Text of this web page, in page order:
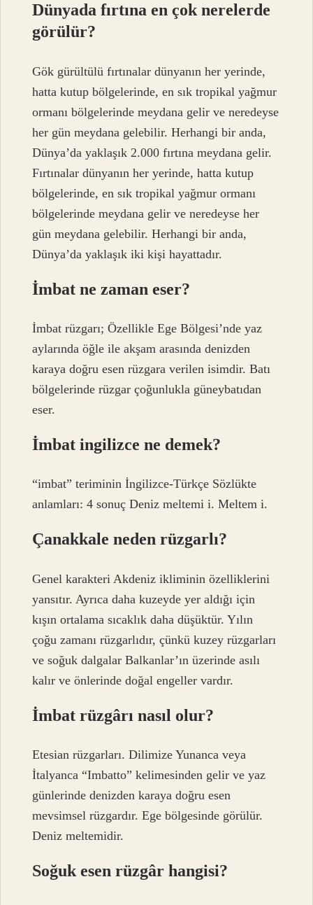
Dünyada fırtına en çok nerelerde
görülür?
Gök gürültülü fırtınalar dünyanın her yerinde,
hatta kutup bölgelerinde, en sık tropikal yağmur
ormanı bölgelerinde meydana gelir ve neredeyse
her gün meydana gelebilir. Herhangi bir anda,
Dünya’da yaklaşık 2.000 fırtına meydana gelir.
Fırtınalar dünyanın her yerinde, hatta kutup
bölgelerinde, en sık tropikal yağmur ormanı
bölgelerinde meydana gelir ve neredeyse her
gün meydana gelebilir. Herhangi bir anda,
Dünya’da yaklaşık iki kişi hayattadır.
İmbat ne zaman eser?
İmbat rüzgarı; Özellikle Ege Bölgesi’nde yaz
aylarında öğle ile akşam arasında denizden
karaya doğru esen rüzgara verilen isimdir. Batı
bölgelerinde rüzgar çoğunlukla güneybatıdan
eser.
İmbat ingilizce ne demek?
“imbat” teriminin İngilizce-Türkçe Sözlükte
anlamları: 4 sonuç Deniz meltemi i. Meltem i.
Çanakkale neden rüzgarlı?
Genel karakteri Akdeniz ikliminin özelliklerini
yansıtır. Ayrıca daha kuzeyde yer aldığı için
kışın ortalama sıcaklık daha düşüktür. Yılın
çoğu zamanı rüzgarlıdır, çünkü kuzey rüzgarları
ve soğuk dalgalar Balkanlar’ın üzerinde asılı
kalır ve önlerinde doğal engeller vardır.
İmbat rüzgârı nasıl olur?
Etesian rüzgarları. Dilimize Yunanca veya
İtalyanca “Imbatto” kelimesinden gelir ve yaz
günlerinde denizden karaya doğru esen
mevsimsel rüzgardır. Ege bölgesinde görülür.
Deniz meltemidir.
Soğuk esen rüzgâr hangisi?